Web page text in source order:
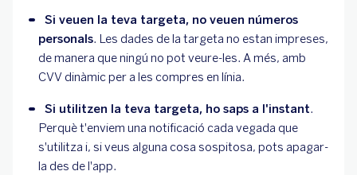
Si veuen la teva targeta, no veuen números
personals. Les dades de la targeta no estan impreses,
de manera que ningú no pot veure-les. A més, amb
CVV dinàmic per a les compres en línia.
Si utilitzen la teva targeta, ho saps a l'instant.
Perquè t'enviem una notificació cada vegada que
s'utilitza i, si veus alguna cosa sospitosa, pots apagar-
la des de l'app.